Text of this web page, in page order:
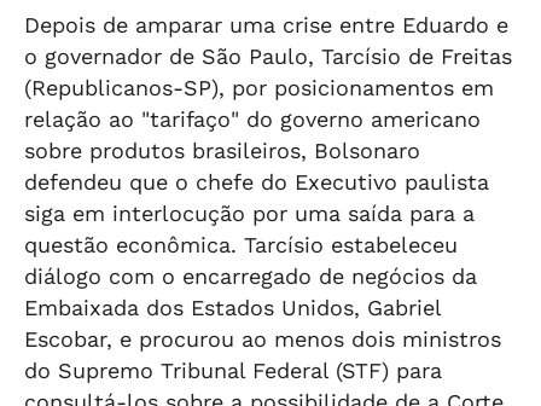
Depois de amparar uma crise entre Eduardo e
o governador de São Paulo, Tarcísio de Freitas
(Republicanos-SP), por posicionamentos em
relação ao "tarifaço" do governo americano
sobre produtos brasileiros, Bolsonaro
defendeu que o chefe do Executivo paulista
siga em interlocução por uma saída para a
questão econômica. Tarcísio estabeleceu
diálogo com o encarregado de negócios da
Embaixada dos Estados Unidos, Gabriel
Escobar, e procurou ao menos dois ministros
do Supremo Tribunal Federal (STF) para